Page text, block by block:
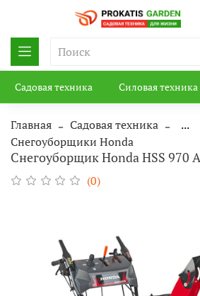
Садовая техника Силовая техника
Главная Садовая техника
...
Снегоуборщики Honda
Снегоуборщик Honda HSS 970
(0)